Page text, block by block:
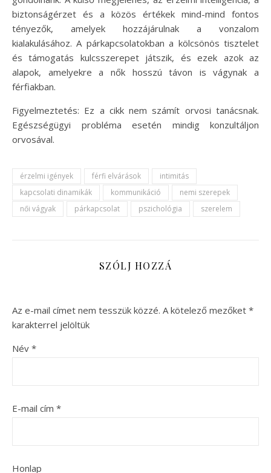
biztonságérzet és a közös értékek mind-mind fontos
tényezők, amelyek hozzájárulnak a vonzalom
kialakulásához. A párkapcsolatokban a kölcsönös tisztelet
és támogatás kulcsszerepet játszik, és ezek azok az
alapok, amelyekre a nők hosszú távon is vágynak a
férfiakban.
Figyelmeztetés: Ez a cikk nem számít orvosi tanácsnak.
Egészségügyi probléma esetén mindig konzultáljon
orvosával.
érzelmi igények férfi elvárások
intimitás
kapcsolati dinamikák
kommunikáció
nemi szerepek
női vágyak
párkapcsolat pszichológia szerelem
SZÓLJ HOZZÁ
Az e-mail címet nem tesszük közzé. A kötelező mezőket *
karakterrel jelöltük
Név *
E-mail cím *
Honlap